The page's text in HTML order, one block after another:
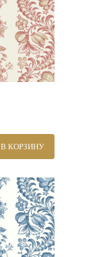
В КОРЗИНУ